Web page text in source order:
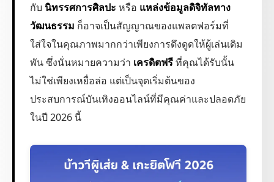
กับ นิทรรศการศิลปะ หรือ แหล่งข้อมูลดิจิทัลทาง
วัฒนธรรม ก็อาจเป็นสัญญาณของแพลตฟอร์มที่
ใส่ใจในคุณภาพมากกว่าเพียงการดึงดูดให้ผู้เล่นเดิม
พัน ซึ่งนั่นหมายความว่า เครดิตฟรีที่คุณได้รับนั้น
ไม่ใช่เพียงเหยื่อล่อ แต่เป็นจุดเริ่มต้นของ
ประสบการณ์บันเทิงออนไลน์ที่มีคุณค่าและปลอดภัย
ในปี 2026 นี้